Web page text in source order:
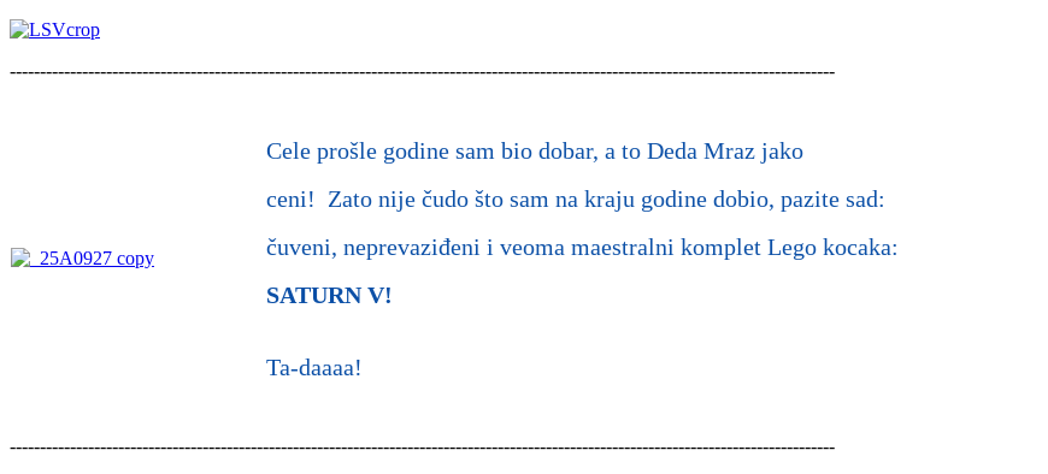
-----------------------------------------------------------------------------------------------------------------------------------------
Cele prošle godine sam bio dobar, a to Deda Mraz jako
ceni! Zato nije čudo što sam na kraju godine dobio, pazite sad:
čuveni, neprevaziđeni i veoma maestralni komplet Lego kocaka:
SATURN V!
Ta-daaaa!
-----------------------------------------------------------------------------------------------------------------------------------------​